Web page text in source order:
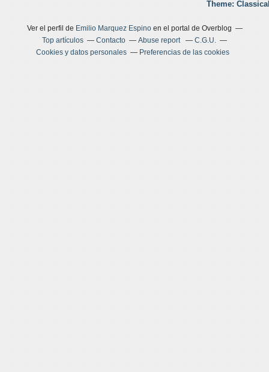
Theme:
Ver el perfil de Emilio Marquez Espinoen el portal de Overblog
Top artículos
Contacto Abuse report
C.G.U.
Cookies y datos personales
Preferencias de las cookies